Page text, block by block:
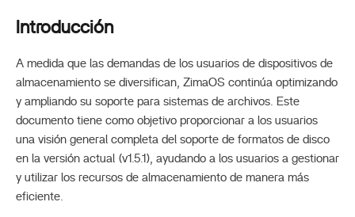
Introducción
A medida que las demandas de los usuarios de dispositivos de
almacenamiento se diversifican, ZimaOS continúa optimizando
y ampliando su soporte para sistemas de archivos. Este
documento tiene como objetivo proporcionar a los usuarios
una visión general completa del soporte de formatos de disco
en la versión actual (v1.5.1), ayudando a los usuarios a gestionar
y utilizar los recursos de almacenamiento de manera más
eficiente.